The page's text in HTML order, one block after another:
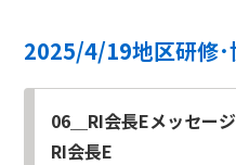
2025/4/19地区研修･
06＿RI会長Eメッセー
RI会長E